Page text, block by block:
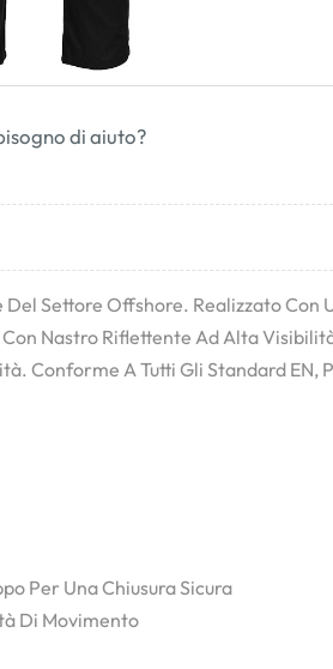
di aiuto?
Settore Offshore. Realizzato Con
Nastro Riflettente Ad Alta
Conforme A Tutti Gli Standard EN,
Per Una Chiusura Sicura
Di Movimento